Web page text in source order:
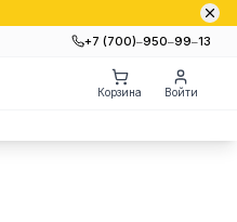
+7 (700)‒950‒99‒13
Корзина Войти